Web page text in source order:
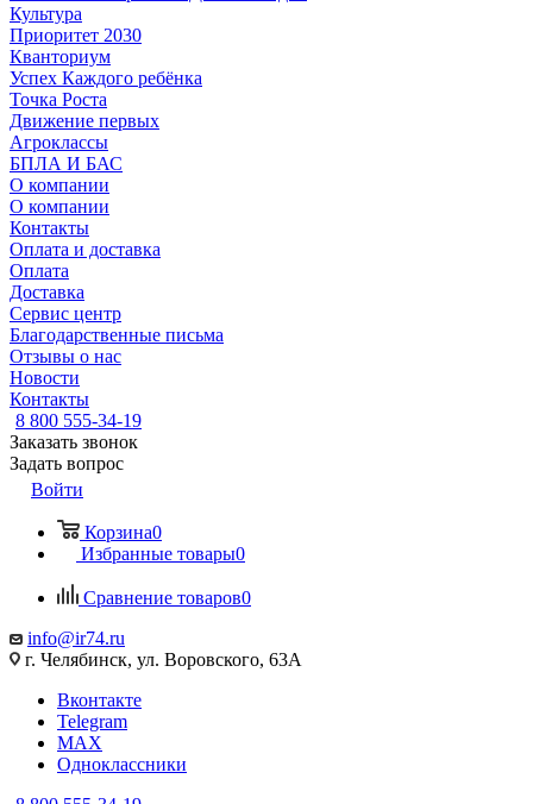
Культура
Приоритет 2030
Кванториум
Успех Каждого ребёнка
Точка Роста
Движение первых
Агроклассы
БПЛА И БАС
О компании
О компании
Контакты
Оплата и доставка
Оплата
Доставка
Сервис центр
Благодарственные письма
Отзывы о нас
Новости
Контакты
8 800 555-34-19
Заказать звонок
Задать вопрос
Войти
Корзина0
Избранные товары0
Сравнение товаров0
info@ir74.ru
г. Челябинск, ул. Воровского, 63А
Вконтакте
Telegram
MAX
Одноклассники